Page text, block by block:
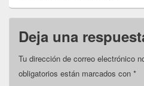
Deja una
Tu dirección de correo electrónico
obligatorios están marcados con *